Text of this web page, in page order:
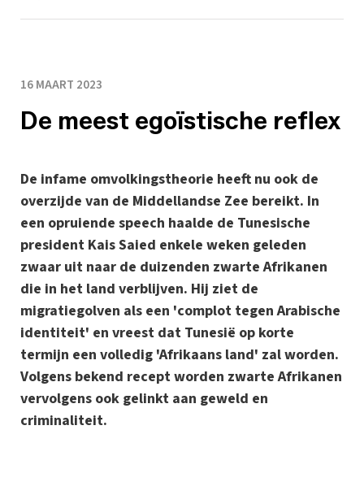
16 MAART 2023
De meest egoïstische reflex
De infame omvolkingstheorie heeft nu ook de
overzijde van de Middellandse Zee bereikt. In
een opruiende speech haalde de Tunesische
president Kais Saied enkele weken geleden
zwaar uit naar de duizenden zwarte Afrikanen
die in het land verblijven. Hij ziet de
migratiegolven als een 'complot tegen Arabische
identiteit' en vreest dat Tunesië op korte
termijn een volledig 'Afrikaans land' zal worden.
Volgens bekend recept worden zwarte Afrikanen
vervolgens ook gelinkt aan geweld en
criminaliteit.